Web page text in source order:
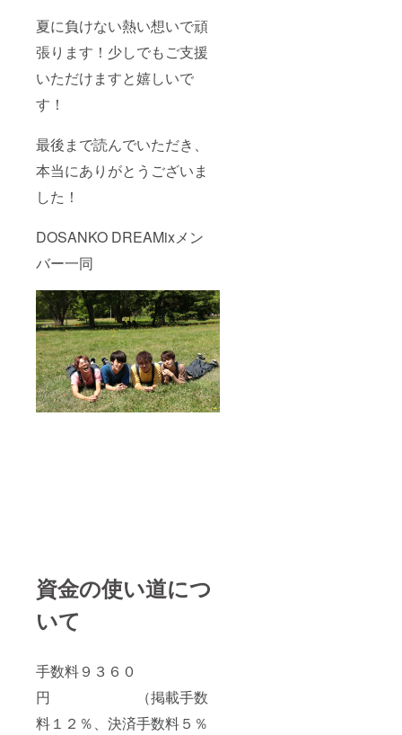
夏に負けない熱い想いで頑
張ります！少しでもご支援
いただけますと嬉しいで
す！
最後まで読んでいただき、
本当にありがとうございま
した！
DOSANKO DREAMixメン
バー一同
資金の使い道につ
いて
手数料９３６０
円 （掲載手数
料１２％、決済手数料５％